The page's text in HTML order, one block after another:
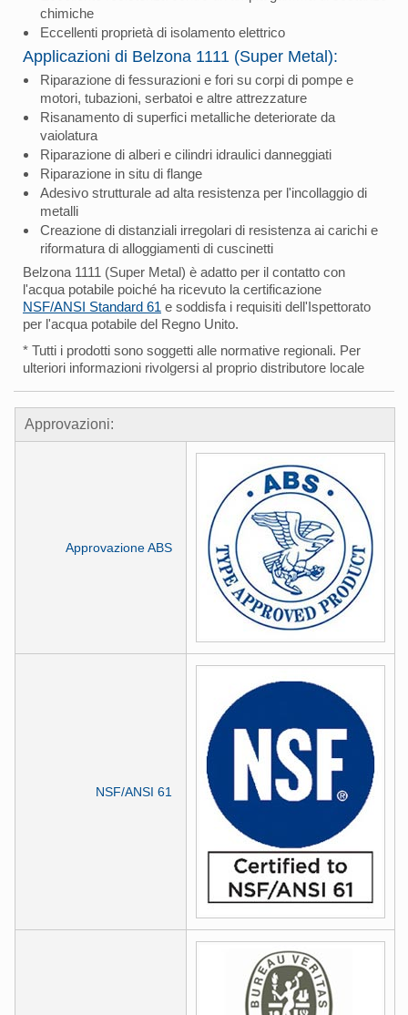
chimiche
Eccellenti proprietà di isolamento elettrico
Applicazioni di Belzona 1111 (Super Metal):
Riparazione di fessurazioni e fori su corpi di pompe e
motori, tubazioni, serbatoi e altre attrezzature
Risanamento di superfici metalliche deteriorate da
vaiolatura
Riparazione di alberi e cilindri idraulici danneggiati
Riparazione in situ di flange
Adesivo strutturale ad alta resistenza per l'incollaggio di
metalli
Creazione di distanziali irregolari di resistenza ai carichi e
riformatura di alloggiamenti di cuscinetti
Belzona 1111 (Super Metal) è adatto per il contatto con
l'acqua potabile poiché ha ricevuto la certificazione
NSF/ANSI Standard 61 e soddisfa i requisiti dell'Ispettorato
per l'acqua potabile del Regno Unito.
* Tutti i prodotti sono soggetti alle normative regionali. Per
ulteriori informazioni rivolgersi al proprio distributore locale
Approvazioni:
Approvazione ABS
NSF/ANSI 61